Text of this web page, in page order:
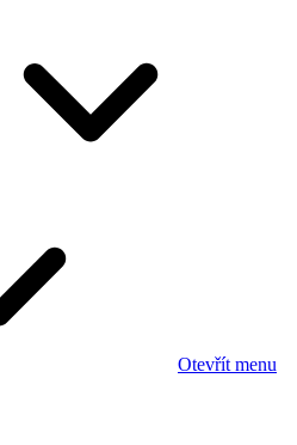
Otevřít menu